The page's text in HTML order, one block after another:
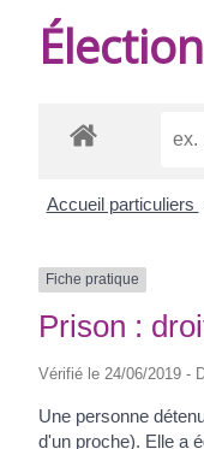
Accueil particuliers
Fiche pratique
Prison :
Vérifié le 24/06/2019 -
Une personne
d'un proche). Elle a